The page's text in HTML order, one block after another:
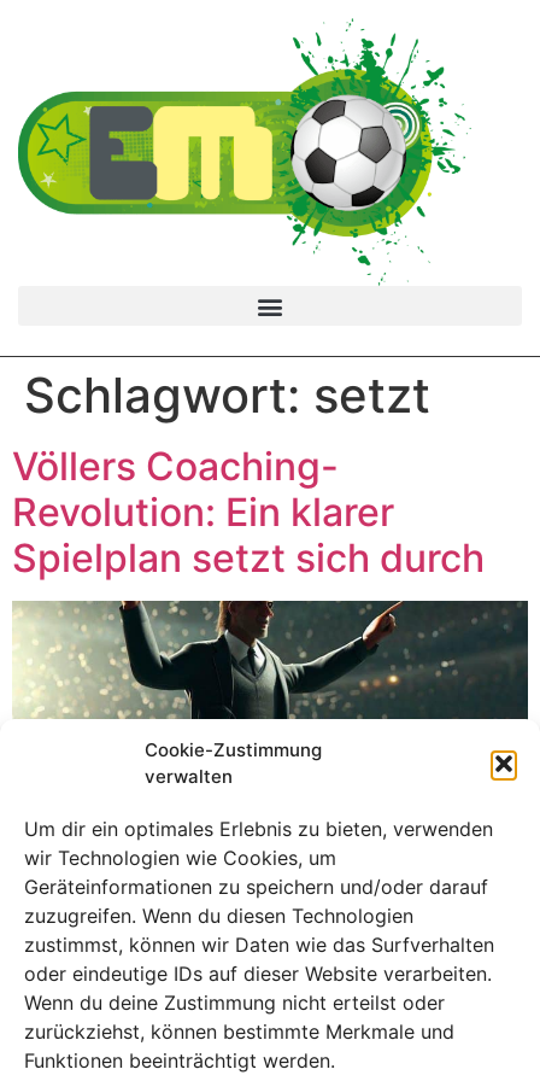
Cookie-Zustimmung
verwalten
Um dir ein optimales Erlebnis zu bieten, verwenden
wir Technologien wie Cookies, um
Geräteinformationen zu speichern und/oder darauf
zuzugreifen. Wenn du diesen Technologien
zustimmst, können wir Daten wie das Surfverhalten
oder eindeutige IDs auf dieser Website verarbeiten.
Wenn du deine Zustimmung nicht erteilst oder
zurückziehst, können bestimmte Merkmale und
Funktionen beeinträchtigt werden.
Schlagwort: setzt
Völlers Coaching-
Revolution: Ein klarer
Spielplan setzt sich durch
Der renommierte Taktiker Rudi Völler hat eine
Trainerrevolution ausgelöst und die deutsche
Nationalmannschaft zu beispiellosem Erfolg geführt. Mit
einer beeindruckenden Erfolgsbilanz und klugen